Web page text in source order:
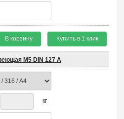
В корзину Купить в 1 клик
М5 DIN 127 A
кг